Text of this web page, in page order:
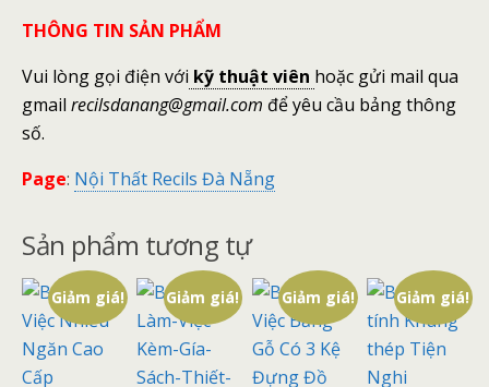
THÔNG TIN SẢN PHẨM
Vui lòng gọi điện với kỹ thuật viên hoặc gửi mail qua
gmail recilsdanang@gmail.com để yêu cầu bảng thông
số.
Page: Nội Thất Recils Đà Nẵng
Sản phẩm tương tự
Giảm giá! Giảm giá! Giảm giá! Giảm giá!